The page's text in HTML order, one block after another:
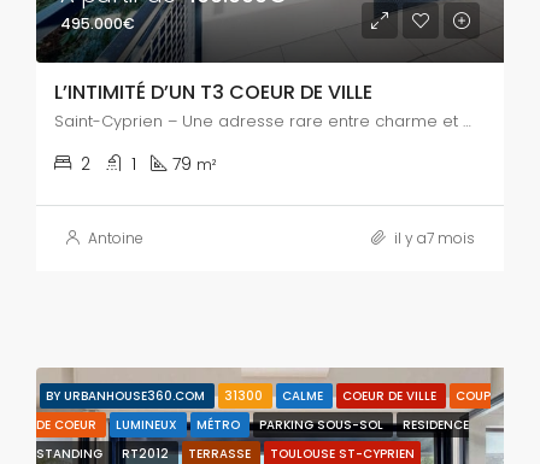
495.000€
L’INTIMITÉ D’UN T3 COEUR DE VILLE
Saint-Cyprien – Une adresse rare entre charme et modernité
2 1 79 m²
Antoine il y a7 mois
BY URBANHOUSE360.COM 31300 CALME COEUR DE VILLE
COUP
DE COEUR
LUMINEUX MÉTRO PARKING SOUS-SOL
RESIDENCE
STANDING
RT2012 TERRASSE TOULOUSE ST-CYPRIEN